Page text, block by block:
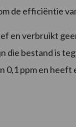
de efficiëntie
en verbruikt
die bestand is
0,1 ppm en